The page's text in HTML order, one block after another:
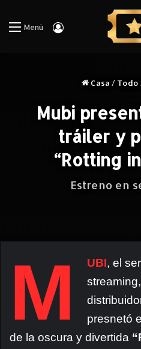
Menú Iniciar Sesión
Casa / Todo
Mubi
tráiler y
“Rotting
Estreno en
M UBI, el
presnetó
de la oscura y divertida